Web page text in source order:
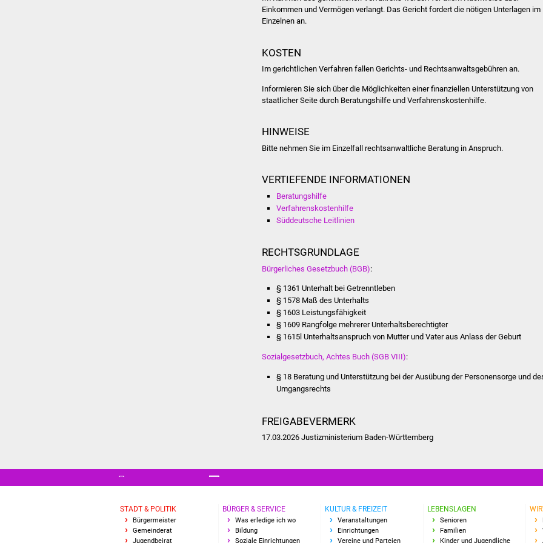
Einkommen und Vermögen verlangt. Das Gericht fordert die nötigen Unterlagen im
Einzelnen an.
KOSTEN
Im gerichtlichen Verfahren fallen Gerichts- und Rechtsanwaltsgebühren an.
Informieren Sie sich über die Möglichkeiten einer finanziellen Unterstützung von
staatlicher Seite durch Beratungshilfe und Verfahrenskostenhilfe.
HINWEISE
Bitte nehmen Sie im Einzelfall rechtsanwaltliche Beratung in Anspruch.
VERTIEFENDE INFORMATIONEN
Beratungshilfe
Verfahrenskostenhilfe
Süddeutsche Leitlinien
RECHTSGRUNDLAGE
Bürgerliches Gesetzbuch (BGB):
§ 1361 Unterhalt bei Getrenntleben
§ 1578 Maß des Unterhalts
§ 1603 Leistungsfähigkeit
§ 1609 Rangfolge mehrerer Unterhaltsberechtigter
§ 1615l Unterhaltsanspruch von Mutter und Vater aus Anlass der Geburt
Sozialgesetzbuch, Achtes Buch (SGB VIII):
§ 18 Beratung und Unterstützung bei der Ausübung der Personensorge und
Umgangsrechts
FREIGABEVERMERK
17.03.2026 Justizministerium Baden-Württemberg
STADT & POLITIK
Bürgermeister
Gemeinderat
Jugendbeirat
BÜRGER & SERVICE
Was erledige ich wo
Bildung
Soziale Einrichtungen
KULTUR & FREIZEIT
Veranstaltungen
Einrichtungen
Vereine und Parteien
LEBENSLAGEN
Senioren
Familien
Kinder und Jugendliche